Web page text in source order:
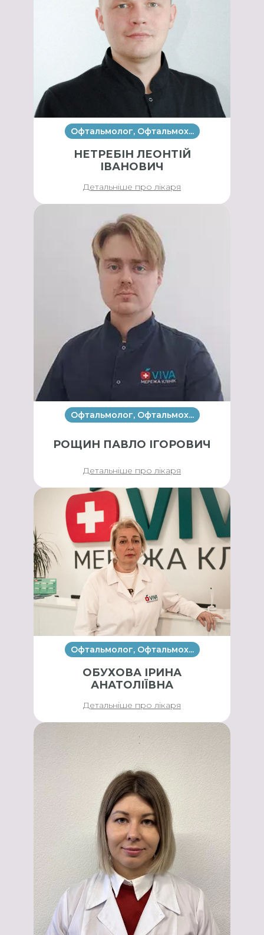
Офтальмолог, Офтальмох...
НЕТРЕБІН ЛЕОНТІЙ
ІВАНОВИЧ
Детальніше про лікаря
Офтальмолог, Офтальмох...
РОЩИН ПАВЛО ІГОРОВИЧ
Детальніше про лікаря
Офтальмолог, Офтальмох...
ОБУХОВА ІРИНА
АНАТОЛІЇВНА
Детальніше про лікаря